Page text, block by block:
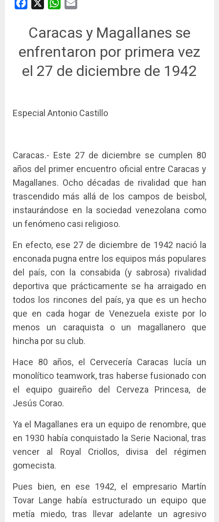
Facebook WhatsApp
Caracas y Magallanes se
enfrentaron por primera vez
el 27 de diciembre de 1942
Especial Antonio Castillo
Caracas.- Este 27 de diciembre se cumplen 80
años del primer encuentro oficial entre Caracas y
Magallanes. Ocho décadas de rivalidad que han
trascendido más allá de los campos de beisbol,
instaurándose en la sociedad venezolana como
un fenómeno casi religioso.
En efecto, ese 27 de diciembre de 1942 nació la
enconada pugna entre los equipos más populares
del país, con la consabida (y sabrosa) rivalidad
deportiva que prácticamente se ha arraigado en
todos los rincones del país, ya que es un hecho
que en cada hogar de Venezuela existe por lo
menos un caraquista o un magallanero que
hincha por su club.
Hace 80 años, el Cervecería Caracas lucía un
monolítico teamwork, tras haberse fusionado con
el equipo guaireño del Cerveza Princesa, de
Jesús Corao.
Ya el Magallanes era un equipo de renombre, que
en 1930 había conquistado la Serie Nacional, tras
vencer al Royal Criollos, divisa del régimen
gomecista.
Pues bien, en ese 1942, el empresario Martín
Tovar Lange había estructurado un equipo que
metía miedo, tras llevar adelante un agresivo